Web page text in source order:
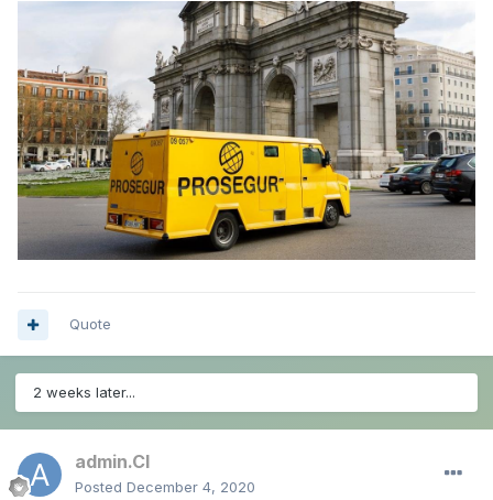
Quote
2 weeks later...
admin.CI
Posted December 4, 2020